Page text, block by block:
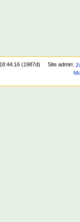
(1987d) Site admin: